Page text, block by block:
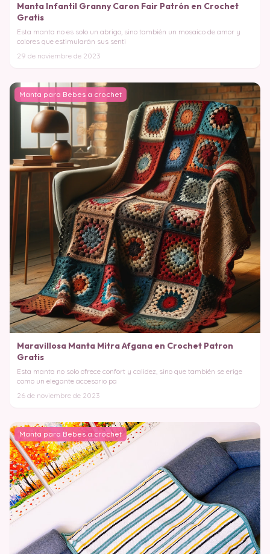
Manta Infantil Granny Caron Fair Patrón en Crochet
Gratis
Esta manta no es solo un abrigo, sino también un mosaico de amor y
colores que estimularán sus senti
29 de noviembre de 2023
Manta para Bebes a crochet
Maravillosa Manta Mitra Afgana en Crochet Patron
Gratis
Esta manta no solo ofrece confort y calidez, sino que también se erige
como un elegante accesorio pa
26 de noviembre de 2023
Manta para Bebes a crochet